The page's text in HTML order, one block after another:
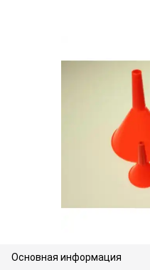
Основная информация